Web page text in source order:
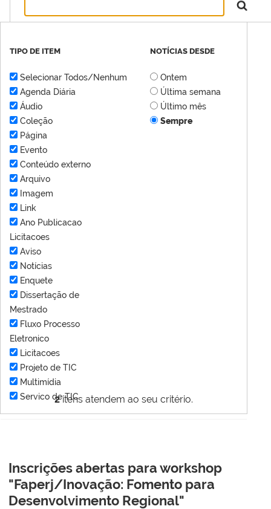
2itens atendem ao seu critério.
TIPO DE ITEM
Selecionar Todos/Nenhum
Agenda Diária
Áudio
Coleção
Página
Evento
Conteúdo externo
Arquivo
Imagem
Link
Ano Publicacao
Licitacoes
Aviso
Notícias
Enquete
Dissertação de
Mestrado
Fluxo Processo
Eletronico
Licitacoes
Projeto de TIC
Multimídia
Servico de TIC
NOTÍCIAS DESDE
Ontem
Última semana
Último mês
Sempre
Inscrições abertas para workshop
"Faperj/Inovação: Fomento para
Desenvolvimento Regional"